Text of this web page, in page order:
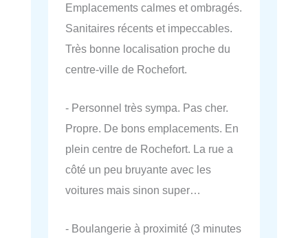
Emplacements calmes et ombragés.
Sanitaires récents et impeccables.
Très bonne localisation proche du
centre-ville de Rochefort.
- Personnel très sympa. Pas cher.
Propre. De bons emplacements. En
plein centre de Rochefort. La rue a
côté un peu bruyante avec les
voitures mais sinon super…
- Boulangerie à proximité (3 minutes